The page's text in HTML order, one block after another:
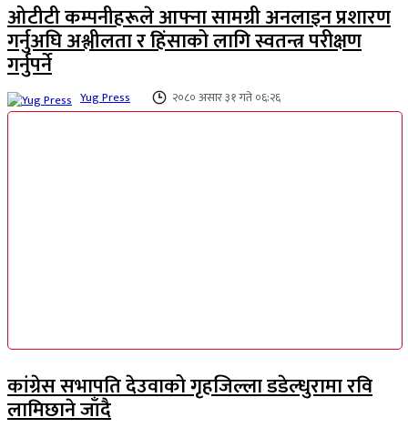
ओटीटी कम्पनीहरूले आफ्ना सामग्री अनलाइन प्रशारण
गर्नुअघि अश्लीलता र हिंसाको लागि स्वतन्त्र परीक्षण
गर्नुपर्ने
Yug Press २०८० असार ३१ गते ०६:२६
कांग्रेस सभापति देउवाको गृहजिल्ला डडेल्धुरामा रवि
लामिछाने जाँदै